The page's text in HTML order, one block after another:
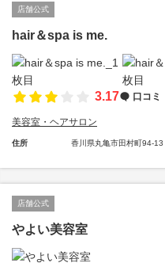
店舗公式
hair＆spa is me.
3.17 口コミ
美容室・ヘアサロン
住所 香川県丸亀市田村町94-13
店舗公式
やよい美容室